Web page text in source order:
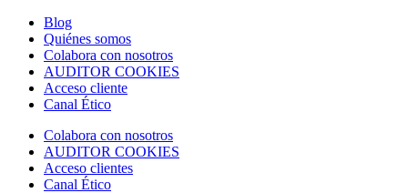
Blog
Quiénes somos
Colabora con nosotros
AUDITOR COOKIES
Acceso cliente
Canal Ético
Colabora con nosotros
AUDITOR COOKIES
Acceso clientes
Canal Ético